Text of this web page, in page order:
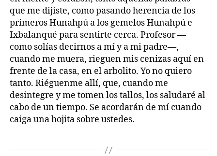
que me dijiste, como pasando herencia de los
primeros Hunahpú a los gemelos Hunahpú e
Ixbalanqué para sentirte cerca. Profesor —
como solías decirnos a mí y a mi padre—,
cuando me muera, rieguen mis cenizas aquí en
frente de la casa, en el arbolito. Yo no quiero
tanto. Riéguenme allí, que, cuando me
desintegre y me tomen los tallos, los saludaré al
cabo de un tiempo. Se acordarán de mí cuando
caiga una hojita sobre ustedes.